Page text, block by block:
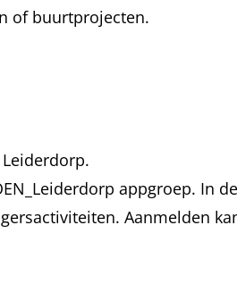
of buurtprojecten.
appgroep. In
Aanmelden